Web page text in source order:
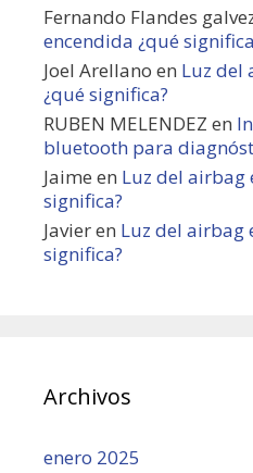
Fernando Flandes
encendida ¿qué
Joel Arellano en Luz del
¿qué significa?
RUBEN MELENDEZ en
bluetooth para
Jaime en Luz del airbag
significa?
Javieren Luz del airbag
significa?
Archivos
enero 2025